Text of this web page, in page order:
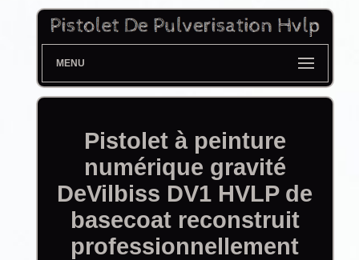
MENU
Pistolet à peinture
numérique gravité
DeVilbiss DV1 HVLP de
basecoat reconstruit
professionnellement